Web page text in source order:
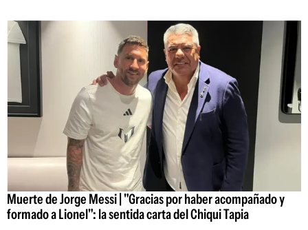
Muerte de Jorge Messi | "Gracias por haber acompañado y
formado a Lionel": la sentida carta del Chiqui Tapia